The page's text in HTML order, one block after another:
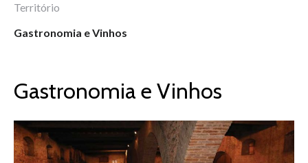
Território
Gastronomia e Vinhos
Gastronomia e Vinhos